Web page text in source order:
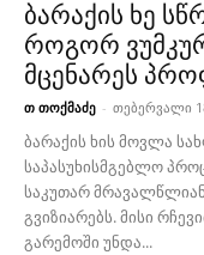
ბარაქის ხე
როგორ
მცენარეს
თ თოქმაძე - თებერვალი
ბარაქის ხის მოვლა
საპასუხისმგებლო
საკუთარ
გვიზიარებს. მისი
გარემოში უნდა...